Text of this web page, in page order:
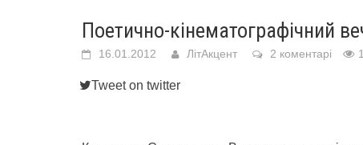
Поетично-кінематографічний
16.01.2012 ЛітАкцент 2 коментарі
Tweet on twitter